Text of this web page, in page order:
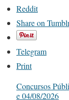
Reddit
Share on
Telegram
Print
Concursos
e 04/08/2026